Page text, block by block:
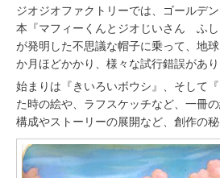
ジオジオファクトリーでは、ゴールデ
本『マフィーくんとジオじいさん ふ
が発明した不思議な帽子に乗って、地
か月ほどかかり、様々な試行錯誤があり
始まりは『きいろいボウシ』、そして
た時の絵や、ラフスケッチなど、一冊
構成やストーリーの展開など、創作の